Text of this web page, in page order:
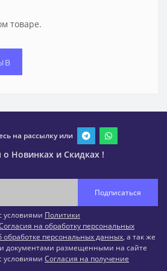
товаре.
на рассылку или
Новинках и Скидках !
Подписаться
условиями Политики
на обработку персональных
персональных данных, а так же
документами размещенными на сайте
условиями Согласия на получение